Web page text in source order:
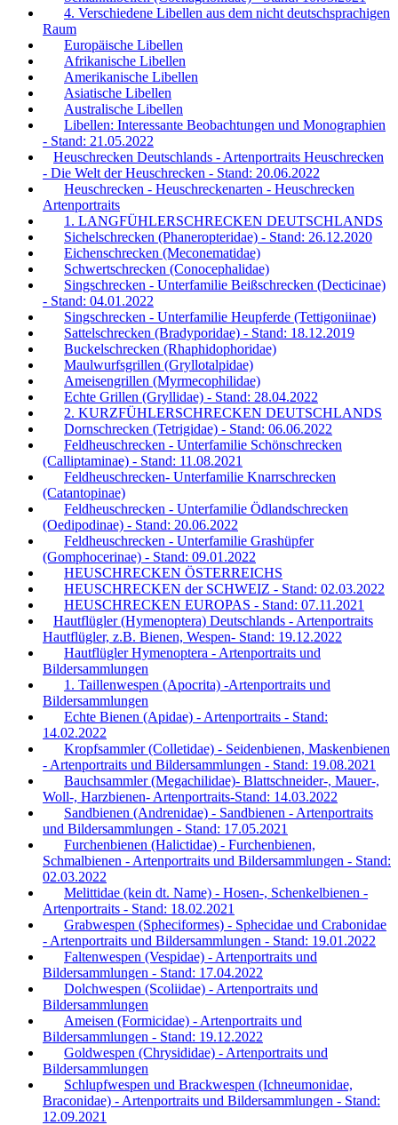
4. Verschiedene Libellen aus dem nicht deutschsprachigen
Raum
Europäische Libellen
Afrikanische Libellen
Amerikanische Libellen
Asiatische Libellen
Australische Libellen
Libellen: Interessante Beobachtungen und Monographien
- Stand: 21.05.2022
Heuschrecken Deutschlands - Artenportraits Heuschrecken
- Die Welt der Heuschrecken - Stand: 20.06.2022
Heuschrecken - Heuschreckenarten - Heuschrecken
Artenportraits
1. LANGFÜHLERSCHRECKEN DEUTSCHLANDS
Sichelschrecken (Phaneropteridae) - Stand: 26.12.2020
Eichenschrecken (Meconematidae)
Schwertschrecken (Conocephalidae)
Singschrecken - Unterfamilie Beißschrecken (Decticinae)
- Stand: 04.01.2022
Singschrecken - Unterfamilie Heupferde (Tettigoniinae)
Sattelschrecken (Bradyporidae) - Stand: 18.12.2019
Buckelschrecken (Rhaphidophoridae)
Maulwurfsgrillen (Gryllotalpidae)
Ameisengrillen (Myrmecophilidae)
Echte Grillen (Gryllidae) - Stand: 28.04.2022
2. KURZFÜHLERSCHRECKEN DEUTSCHLANDS
Dornschrecken (Tetrigidae) - Stand: 06.06.2022
Feldheuschrecken - Unterfamilie Schönschrecken
(Calliptaminae) - Stand: 11.08.2021
Feldheuschrecken- Unterfamilie Knarrschrecken
(Catantopinae)
Feldheuschrecken - Unterfamilie Ödlandschrecken
(Oedipodinae) - Stand: 20.06.2022
Feldheuschrecken - Unterfamilie Grashüpfer
(Gomphocerinae) - Stand: 09.01.2022
HEUSCHRECKEN ÖSTERREICHS
HEUSCHRECKEN der SCHWEIZ - Stand: 02.03.2022
HEUSCHRECKEN EUROPAS - Stand: 07.11.2021
Hautflügler (Hymenoptera) Deutschlands - Artenportraits
Hautflügler, z.B. Bienen, Wespen- Stand: 19.12.2022
Hautflügler Hymenoptera - Artenportraits und
Bildersammlungen
1. Taillenwespen (Apocrita) -Artenportraits und
Bildersammlungen
Echte Bienen (Apidae) - Artenportraits - Stand:
14.02.2022
Kropfsammler (Colletidae) - Seidenbienen, Maskenbienen
- Artenportraits und Bildersammlungen - Stand: 19.08.2021
Bauchsammler (Megachilidae)- Blattschneider-, Mauer-,
Woll-, Harzbienen- Artenportraits-Stand: 14.03.2022
Sandbienen (Andrenidae) - Sandbienen - Artenportraits
und Bildersammlungen - Stand: 17.05.2021
Furchenbienen (Halictidae) - Furchenbienen,
Schmalbienen - Artenportraits und Bildersammlungen - Stand:
02.03.2022
Melittidae (kein dt. Name) - Hosen-, Schenkelbienen -
Artenportraits - Stand: 18.02.2021
Grabwespen (Spheciformes) - Sphecidae und Crabonidae
- Artenportraits und Bildersammlungen - Stand: 19.01.2022
Faltenwespen (Vespidae) - Artenportraits und
Bildersammlungen - Stand: 17.04.2022
Dolchwespen (Scoliidae) - Artenportraits und
Bildersammlungen
Ameisen (Formicidae) - Artenportraits und
Bildersammlungen - Stand: 19.12.2022
Goldwespen (Chrysididae) - Artenportraits und
Bildersammlungen
Schlupfwespen und Brackwespen (Ichneumonidae,
Braconidae) - Artenportraits und Bildersammlungen - Stand:
12.09.2021